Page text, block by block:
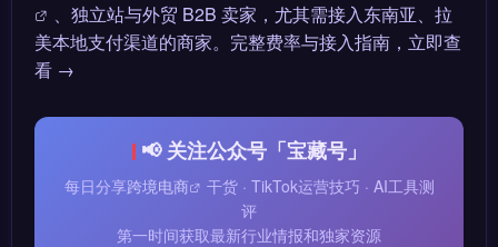
、独立站与外贸 B2B 卖家，尤其需接入东南亚、拉
美本地支付渠道的商家。完整费率与接入指南，立即查
看 →
📢 关注公众号「宝藏号」
每日分享跨境电商
干货 · TikTok运营技巧 · AI工具测
评
第一时间获取最新行业情报和独家资源